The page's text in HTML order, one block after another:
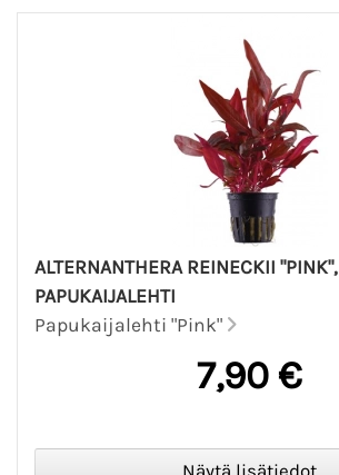
ALTERNANTHERA REINECKII "PINK",
PAPUKAIJALEHTI
Papukaijalehti "Pink"
7,90 €